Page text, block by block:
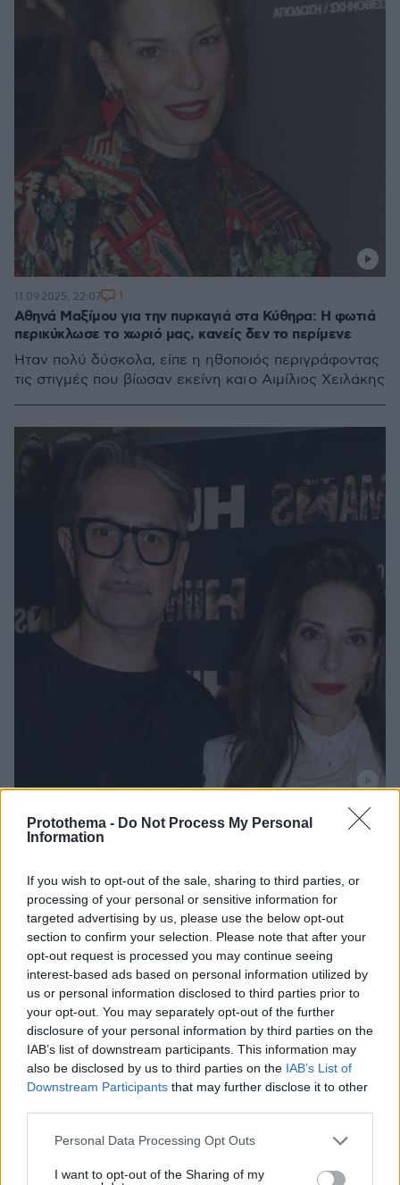
Protothema - Do Not Process My Personal
Information
If you wish to opt-out of the sale, sharing to third parties, or
processing of your personal or sensitive information for
targeted advertising by us, please use the below opt-out
section to confirm your selection. Please note that after your
opt-out request is processed you may continue seeing
interest-based ads based on personal information utilized by
us or personal information disclosed to third parties prior to
your opt-out. You may separately opt-out of the further
disclosure of your personal information by third parties on the
IAB’s list of downstream participants. This information may
also be disclosed by us to third parties on the IAB’s List of
Downstream Participants that may further disclose it to other
Please note that this website/app uses one or more Google
not limited to your visit or usage behaviour. You may click to
Personal Data Processing Opt Outs
I want to opt-out of the Sharing of my
Αθηνά Μαξίμου για την πυρκαγιά στα Κύθηρα: Η φωτιά
περικύκλωσε το χωριό μας, κανείς δεν το περίμενε
Ήταν πολύ δύσκολα, είπε η ηθοποιός περιγράφοντας
τις στιγμές που βίωσαν εκείνη και ο Αιμίλιος Χειλάκης
11.09.2025, 22:07 1
Ο Αιμίλιος Χειλάκης και η Αθηνά Μαξίμου
άφησαν στο έλεος του Θεού», δήλωσε η ηθοποιός
Δεν έγινε τίποτα απολύτως πέρα από τρεις ρίψεις που
μετά τα αεροπλάνα έφυγαν και μας άφησαν μόνους,
σημείωσε
28.07.2025, 15:41 61